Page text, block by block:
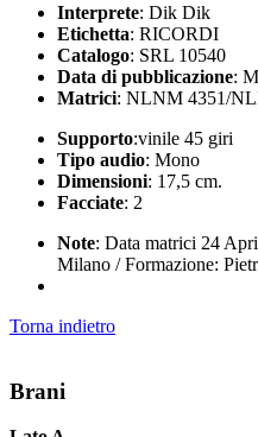
Interprete: Dik Dik
Etichetta: RICORDI
Catalogo: SRL 10540
Data di pubblicazione:
Matrici: NLNM 4351/
Supporto:vinile 45 giri
Tipo audio: Mono
Dimensioni: 17,5 cm.
Facciate: 2
Note: Data matrici 24
Milano / Formazione:
Torna indietro
Brani